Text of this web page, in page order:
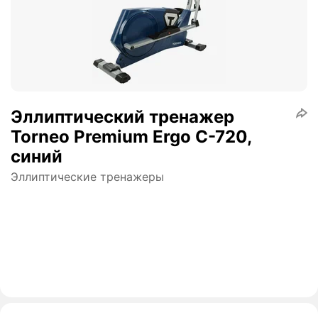
Эллиптический тренажер
Torneo Premium Ergo C-720,
синий
Эллиптические тренажеры